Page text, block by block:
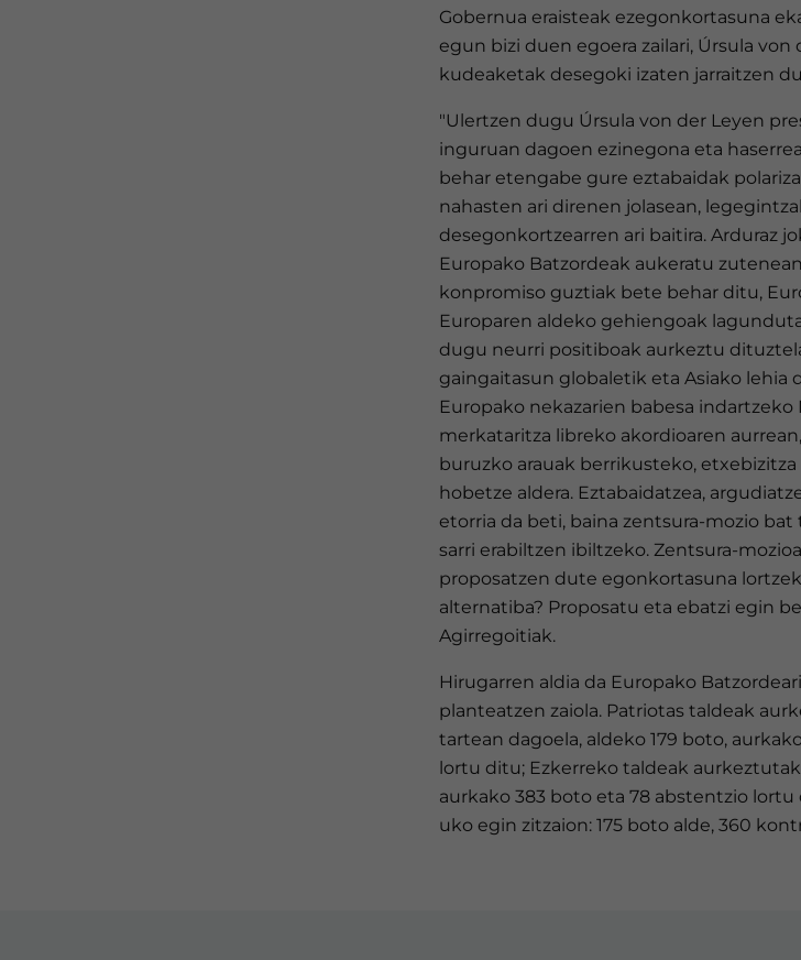
Gobernua eraisteak ezegonkortasuna
egun bizi duen egoera zailari, Úrsula
kudeaketak desegoki izaten jarraitzen
"Ulertzen dugu Úrsula von der Leyen
inguruan dagoen ezinegona eta
behar etengabe gure eztabaidak
nahasten ari direnen jolasean,
desegonkortzearren ari baitira. Arduraz
Europako Batzordeak aukeratu
konpromiso guztiak bete behar ditu,
Europaren aldeko gehiengoak
dugu neurri positiboak aurkeztu
gaingaitasun globaletik eta Asiako lehia
Europako nekazarien babesa
merkataritza libreko akordioaren
buruzko arauak berrikusteko,
hobetze aldera. Eztabaidatzea,
etorria da beti, baina zentsura-mozio
sarri erabiltzen ibiltzeko. Zentsura-
proposatzen dute egonkortasuna
alternatiba? Proposatu eta ebatzi egin
Agirregoitiak.
Hirugarren aldia da Europako
planteatzen zaiola. Patriotas taldeak
tartean dagoela, aldeko 179 boto,
lortu ditu; Ezkerreko taldeak
aurkako 383 boto eta 78 abstentzio lortu
uko egin zitzaion: 175 boto alde, 360